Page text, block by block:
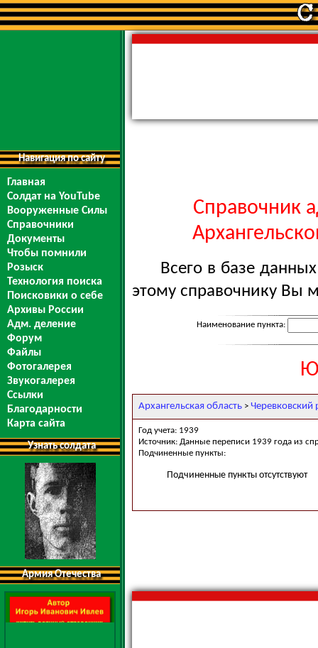
Навигация по сайту
Главная
Солдат на YouTube
Вооруженные Силы
Справочники
Документы
Чтобы помнили
Розыск
Технология поиска
Поисковики о себе
Архивы России
Адм. деление
Форум
Файлы
Фотогалерея
Звукогалерея
Ссылки
Благодарности
Карта сайта
Узнать солдата
Армия Отечества
Справочник
Всего в базе
этому справочнику Вы
Наименование пункта:
Архангельская область > Черевковский
Год учета: 1939
Источник: Данные переписи 1939 года из
Подчиненные пункты:
Подчиненные пункты отсутствуют